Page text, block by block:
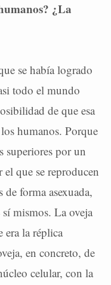
¿La
se había logrado
todo el mundo
de que esa
humanos. Porque
superiores por un
que se reproducen
forma asexuada,
mismos. La oveja
era la réplica
en concreto, de
celular, con la